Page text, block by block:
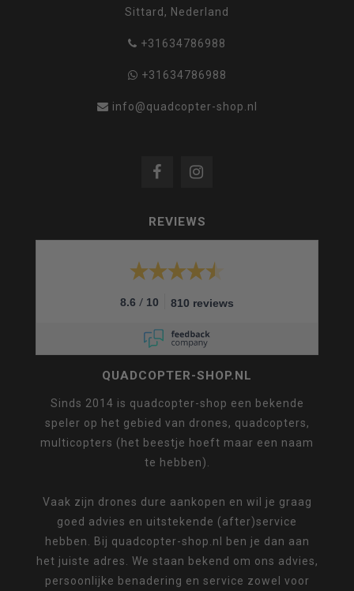
Sittard, Nederland
+31634786988
+31634786988
info@quadcopter-shop.nl
REVIEWS
8.6 / 10 810 reviews
QUADCOPTER-SHOP.NL
Sinds 2014 is quadcopter-shop een bekende
speler op het gebied van drones, quadcopters,
multicopters (het beestje hoeft maar een naam
te hebben).
Vaak zijn drones dure aankopen en wil je graag
goed advies en uitstekende (after)service
hebben. Bij quadcopter-shop.nl ben je dan aan
het juiste adres. We staan bekend om ons advies,
persoonlijke benadering en service zowel voor